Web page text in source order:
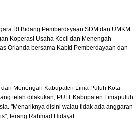
RI Bidang Pemberdayaan SDM dan UMKM
Koperasi Usaha Kecil dan Menengah
Orlanda bersama Kabid Pemberdayaan dan
Menengah Kabupaten Lima Puluh Kota
telah dilakukan, PULT Kabupaten Limapuluh
"Menariknya disini walau tidak ada anggaran
terang Rahmad Hidayat.